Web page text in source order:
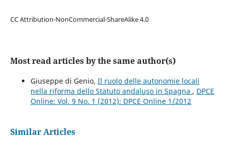
CC Attribution-NonCommercial-ShareAlike 4.0
Most read articles by the same author(s)
Giuseppe di Genio, Il ruolo delle autonomie locali
nella riforma dello Statuto andaluso in Spagna , DPCE
Online: Vol. 9 No. 1 (2012): DPCE Online 1/2012
Similar Articles